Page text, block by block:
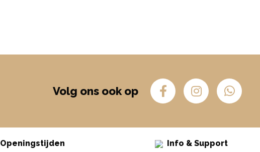
Volg ons ook op
Openingstijden Info & Support